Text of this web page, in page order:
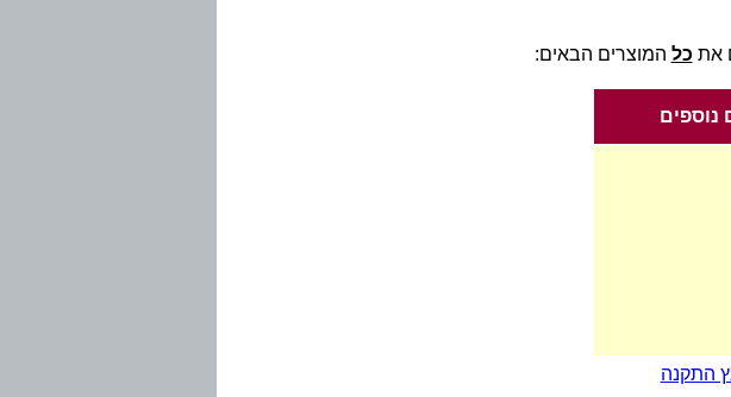
את כל המוצרים הבאים:
נוספים
- תלוי
המשפחתי
גדול
התקנה